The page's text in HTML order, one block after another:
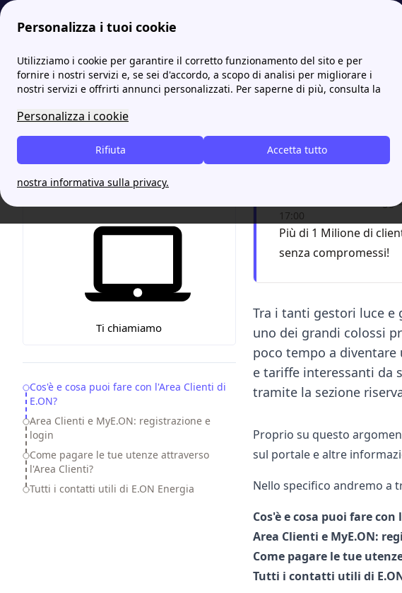
Personalizza i tuoi cookie
Utilizziamo i cookie per garantire il corretto funzionamento del sito e per
fornire i nostri servizi e, se sei d'accordo, a scopo di analisi per migliorare i
nostri servizi e offrirti annunci personalizzati. Per saperne di più, consulta la
Personalizza i cookie
Accetta tutto
Rifiuta
nostra informativa sulla privacy.
Energia-Luce.it E.ON: offerte luce e gas, contatti e Servizio Clienti E.ON
Ti chiamiamo
Table of Contents
Cos'è e cosa puoi fare con l'Area Clienti di
E.ON?
Area Clienti e MyE.ON: registrazione e
login
Come pagare le tue utenze attraverso
l'Area Clienti?
Tutti i contatti utili di E.ON Energia
E.ON Area
Chiama i nostri
Servizio senza costo
17:00
Più di 1 Milione di
senza compromessi!
Tra i tanti gestori luce e
uno dei grandi colossi
poco tempo a
e tariffe interessanti da
tramite la sezione
Proprio su questo
sul portale e altre
Nello specifico andremo a
Cos'è e cosa puoi fare con
Area Clienti e MyE.ON:
Come pagare le tue
Tutti i contatti utili di